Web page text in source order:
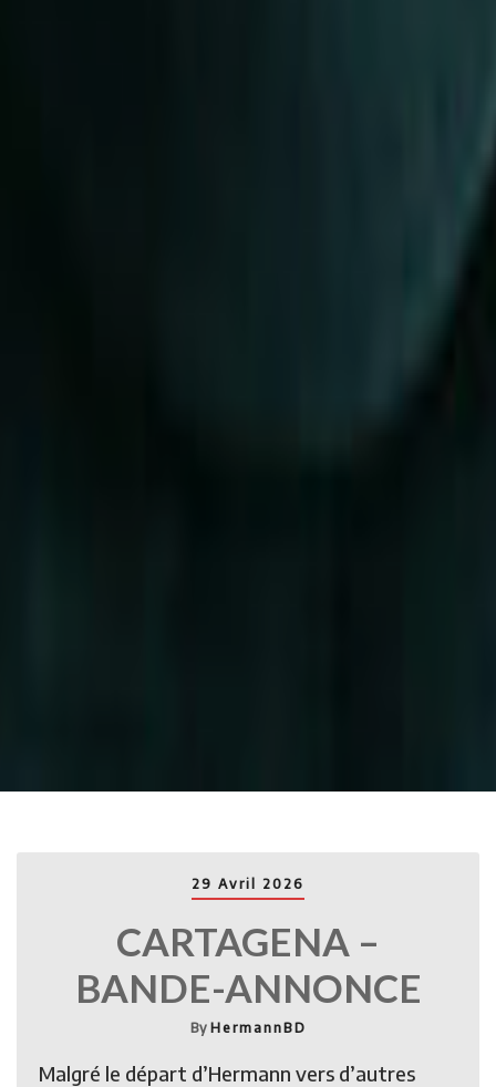
29 Avril 2026
CARTAGENA –
BANDE-ANNONCE
By HermannBD
Malgré le départ d’Hermann vers d’autres